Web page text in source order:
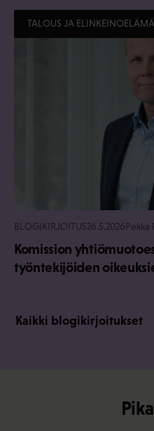
TALOUS JA ELINKEINOELÄMÄ
BLOGIKIRJOITUS26.5.2026Pekka
Komission
työntekijöiden
Kaikki blogikirjoitukset